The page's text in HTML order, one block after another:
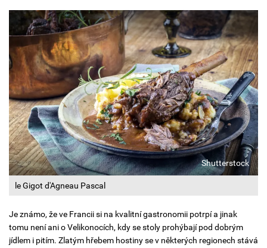
le Gigot d'Agneau Pascal
Shutterstock
Je známo, že ve Francii si na kvalitní gastronomii potrpí a jinak
tomu není ani o Velikonocích, kdy se stoly prohýbají pod dobrým
jídlem i pitím. Zlatým hřebem hostiny se v některých regionech stává